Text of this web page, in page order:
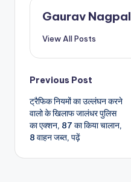
Gaurav Nagpal
View All Posts
Post
navigation
Previous Post
ट्रैफिक नियमों का उल्लंघन करने
वालो के खिलाफ जालंधर पुलिस
का एक्शन, 87 का किया चालान,
8 वाहन जब्त, पढ़ें